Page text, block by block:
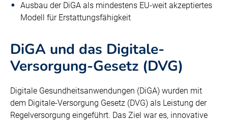
Ausbau der DiGA als mindestens EU-weit akzeptiertes
Modell für Erstattungsfähigkeit
DiGA und das Digitale-
Versorgung-Gesetz (DVG)
Digitale Gesundheitsanwendungen (DiGA) wurden mit
dem Digitale-Versorgung Gesetz (DVG) als Leistung der
Regelversorgung eingeführt. Das Ziel war es, innovative